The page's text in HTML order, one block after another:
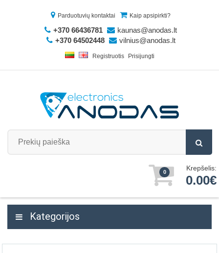
Parduotuvių kontaktai Kaip apsipirkti?
+370 66436781
kaunas@anodas.lt
+370 64502448
vilnius@anodas.lt
Registruotis Prisijungti
0 Krepšelis:
0.00€
Kategorijos